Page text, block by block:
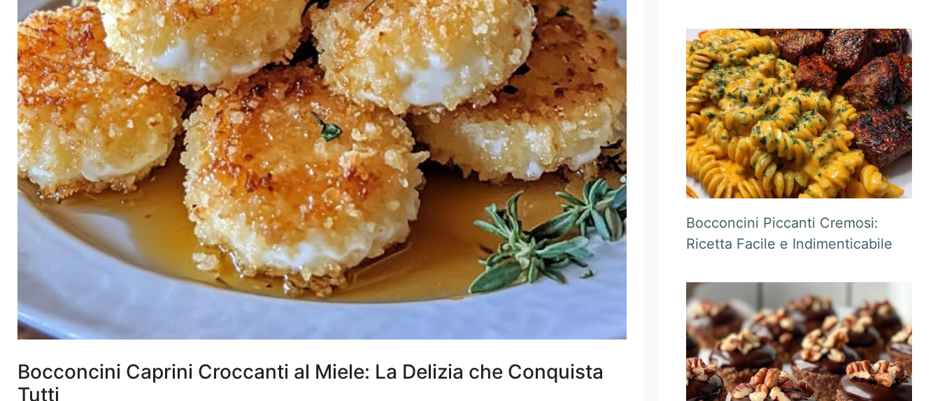
Bocconcini Caprini Croccanti al Miele: La Delizia che Conquista
Tutti
Bocconcini Piccanti Cremosi:
Ricetta Facile e Indimenticabile